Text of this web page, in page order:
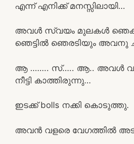
എന്ന് എനിക്ക് മനസ്സിലായി…
അവൾ സ്വയം മുലകൾ
ഞെട്ടിൽ ഞെരടിയും അവനു
ആ …….. സ്….. ആ.. അവൾ
നീട്ടി കാത്തിരുന്നു…
ഇടക്ക് bolls നക്കി കൊടുത്തു.
അവൻ വളരെ വേഗത്തിൽ